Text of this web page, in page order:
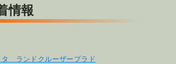
情報
タ ランドクルーザープラド